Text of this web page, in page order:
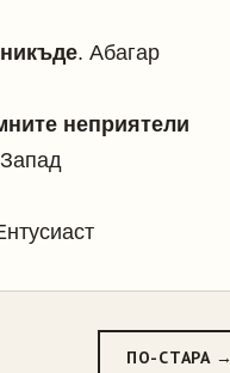
. Абагар
неприятели
ПО-СТАРА →